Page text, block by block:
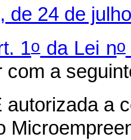
de 24 de
1oda Lei no
com a
autorizada a